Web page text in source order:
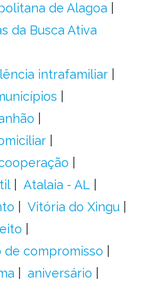
de Alagoa
da Busca Ativa
intrafamiliar
Atalaia - AL
Vitória do Xingu
de compromisso
aniversário